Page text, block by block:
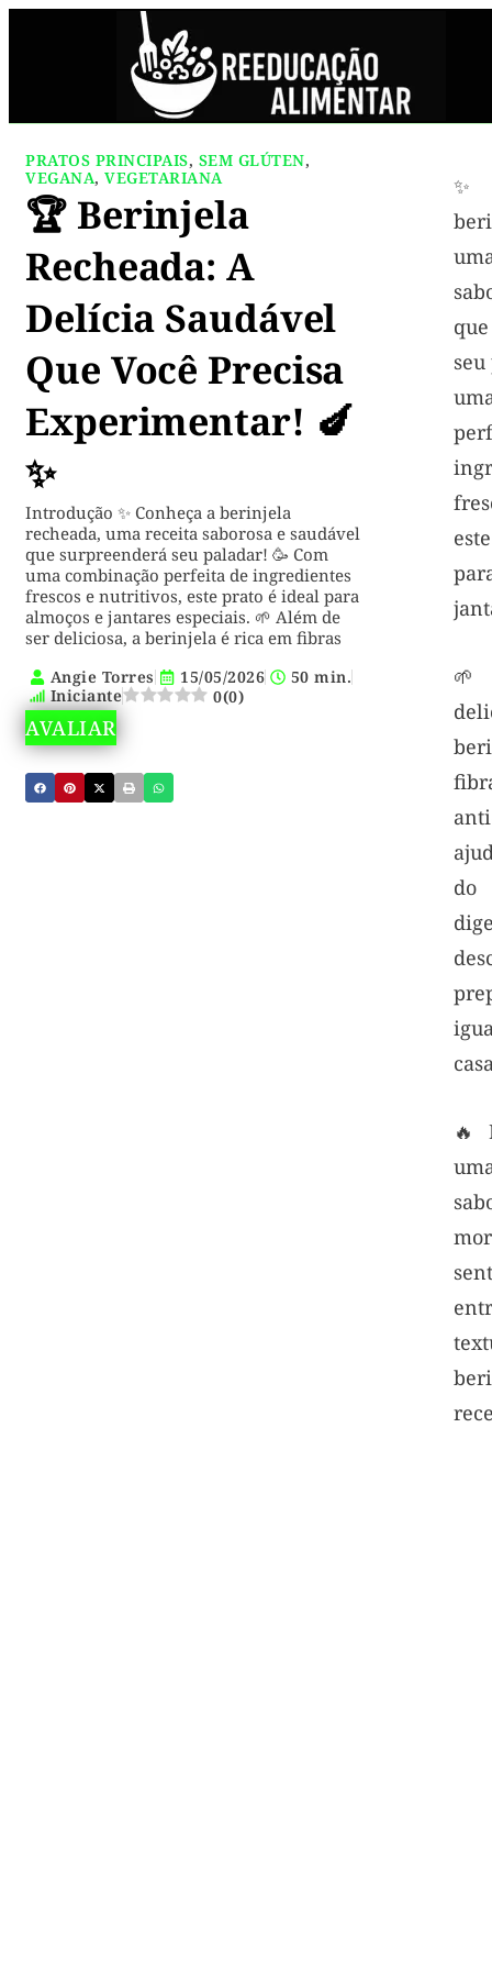
PRATOS PRINCIPAIS, SEM GLÚTEN,
VEGANA, VEGETARIANA
🏆 Berinjela
Recheada: A
Delícia Saudável
Que Você Precisa
Experimentar! 🍆
✨
Introdução ✨ Conheça a berinjela
recheada, uma receita saborosa e saudável
que surpreenderá seu paladar! 🥳 Com
uma combinação perfeita de ingredientes
frescos e nutritivos, este prato é ideal para
almoços e jantares especiais. 🌱 Além de
ser deliciosa, a berinjela é rica em fibras
Angie Torres 15/05/2026
50 min.
Iniciante
0(0)
AVALIAR
✨
🌱
do
🔥